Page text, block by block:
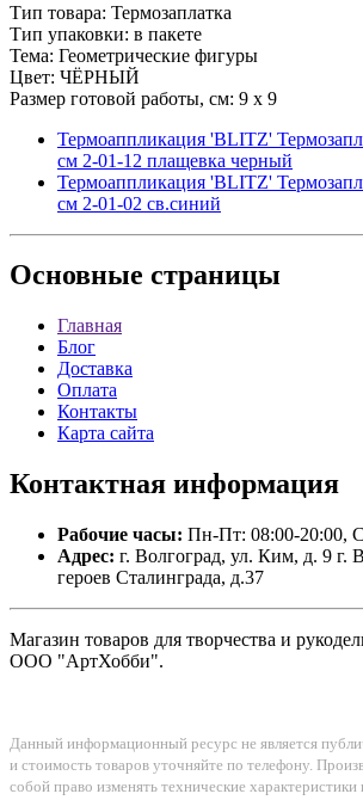
Тип товара: Термозаплатка
Тип упаковки: в пакете
Тема: Геометрические фигуры
Цвет: ЧЁРНЫЙ
Размер готовой работы, см: 9 x 9
Термоаппликация 'BLITZ'
см 2-01-12 плащевка черный
Термоаппликация 'BLITZ'
см 2-01-02 св.синий
Основные страницы
Главная
Блог
Доставка
Оплата
Контакты
Карта сайта
Контактная информация
Рабочие часы: Пн-Пт: 08:00-20:00,
Адрес: г. Волгоград, ул. Ким, д. 9 г.
героев Сталинграда, д.37
Магазин товаров для творчества и
ООО "АртХобби".
Данный информационный ресурс не является
и стоимость товаров уточняйте по телефону.
собой право изменять технические